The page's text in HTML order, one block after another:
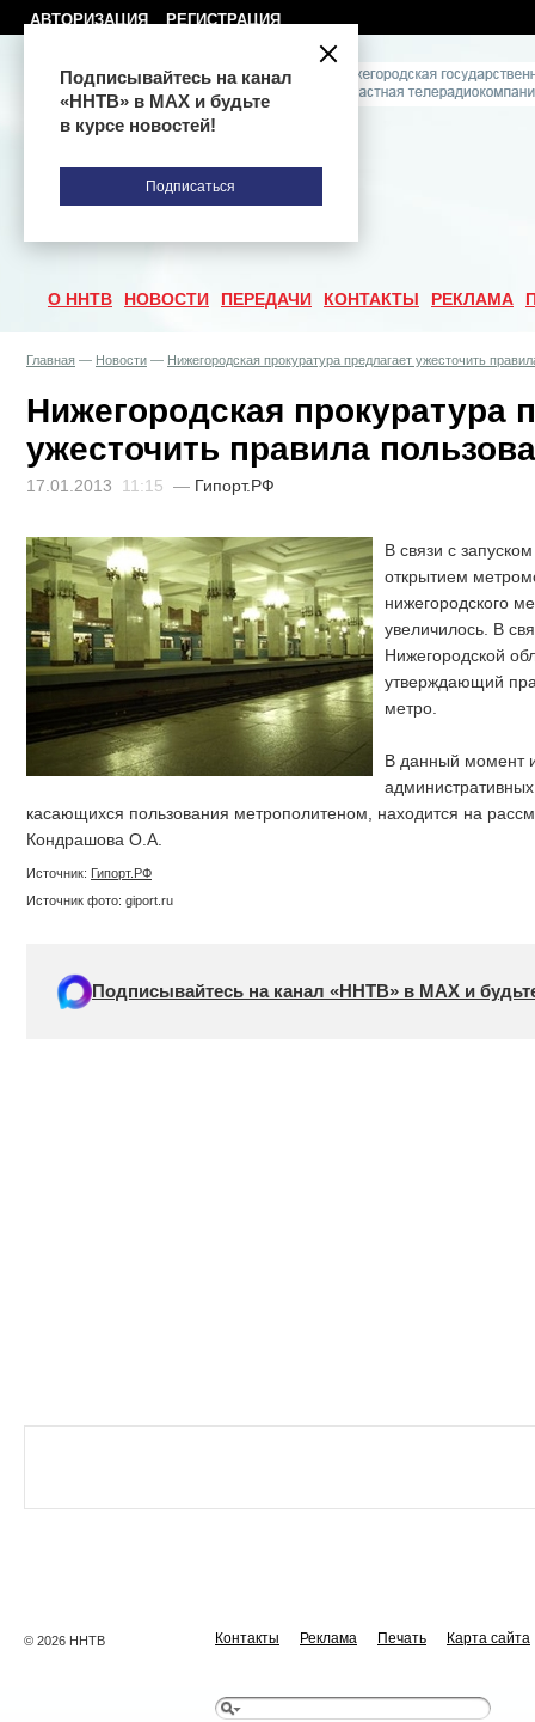
АВТОРИЗАЦИЯ РЕГИСТРАЦИЯ
О ННТВ НОВОСТИ ПЕРЕДАЧИ КОНТАКТЫ РЕКЛАМА
Главная — Новости — Нижегородская прокуратура предлагает ужесточить
Нижегородская прокуратура
ужесточить правила
17.01.2013 11:15 — Гипорт.РФ
В связи с
открытием
нижегородского
увеличилось. В
Нижегородской
утверждающий
метро.
В данный момент
касающихся пользования метрополитеном, находится на
Кондрашова О.А.
Источник: Гипорт.РФ
Источник фото: giport.ru
Подписывайтесь на канал «ННТВ» в МАХ и
© 2026 ННТВ Контакты Реклама Печать Карта сайта
Подписывайтесь на канал
«ННТВ» в МАХ и будьте
в курсе новостей!
Подписаться